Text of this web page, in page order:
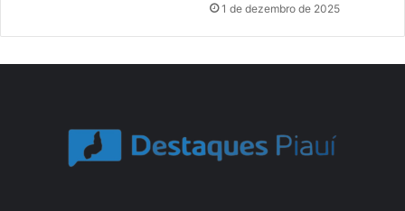
1 de dezembro de 2025